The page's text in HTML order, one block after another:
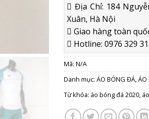
Địa Chỉ: 184
Xuân, Hà Nội
Giao hàng toàn
Hotline: 0976 329
Mã: N/A
Danh mục: ÁO BÓNG ĐÁ,ÁO
Từ khóa: áo bóng đá 2020,